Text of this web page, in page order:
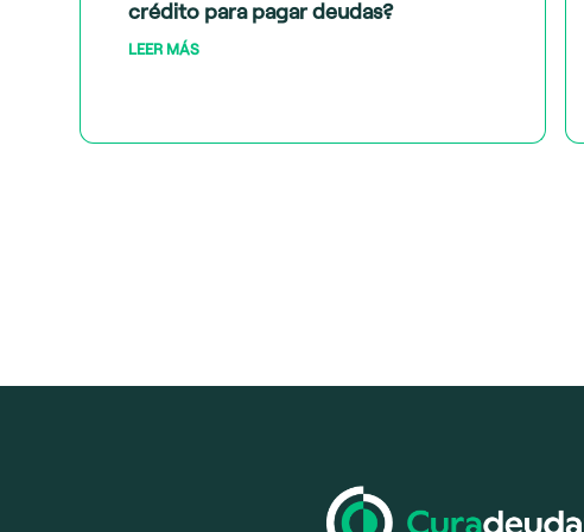
crédito para pagar deudas?
LEER MÁS